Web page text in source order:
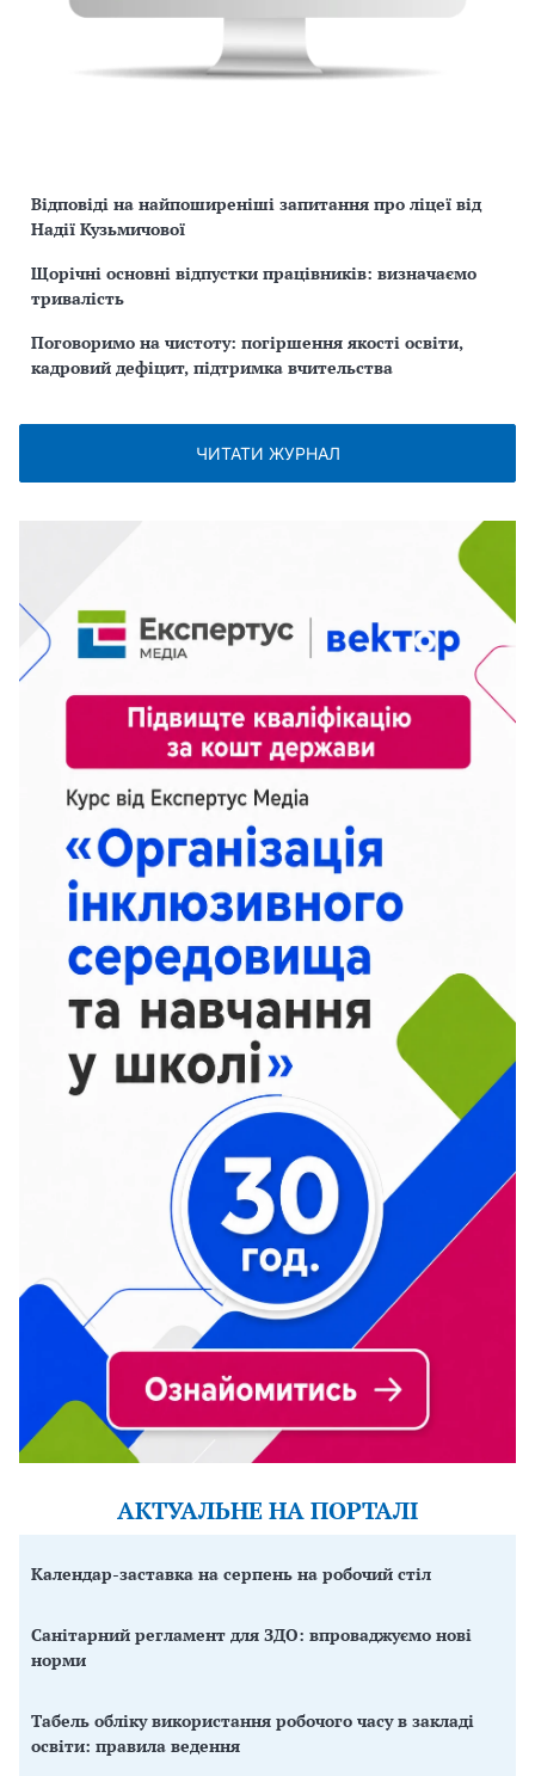
Відповіді на найпоширеніші запитання про ліцеї від
Надії Кузьмичової
Щорічні основні відпустки працівників: визначаємо
тривалість
Поговоримо на чистоту: погіршення якості освіти,
кадровий дефіцит, підтримка вчительства
ЧИТАТИ ЖУРНАЛ
АКТУАЛЬНЕ НА ПОРТАЛІ
Календар-заставка на серпень на робочий стіл
Санітарний регламент для ЗДО: впроваджуємо нові
норми
Табель обліку використання робочого часу в закладі
освіти: правила ведення